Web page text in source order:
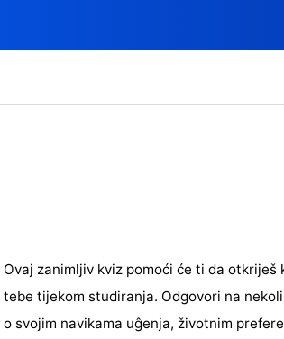
Ovaj zanimljiv kviz pomoći će ti da otkriješ
tebe tijekom studiranja. Odgovori na
o svojim navikama uĝenja, životnim